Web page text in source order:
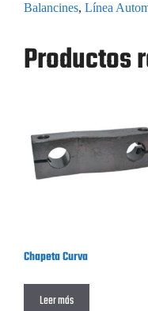
Balancines, Línea
Productos
Chapeta Curva
Leer más